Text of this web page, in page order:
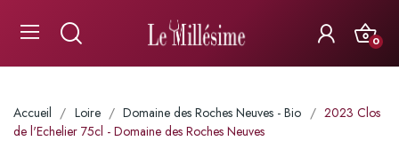
0
Accueil Loire Domaine des Roches Neuves - Bio
2023 Clos
de l'Echelier 75cl - Domaine des Roches Neuves